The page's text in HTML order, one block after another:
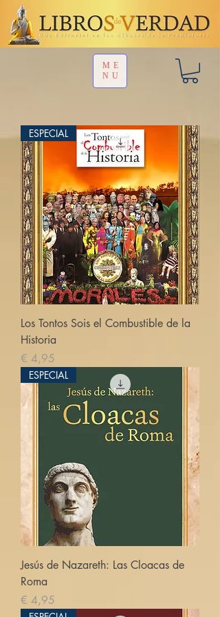
ME
NU
ESPECIAL
Los Tontos Sois el Combustible de la
Historia
Prijs
€ 4,95
ESPECIAL
Jesús de Nazareth: Las Cloacas de
Roma
Prijs
€ 4,95